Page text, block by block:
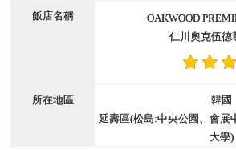
OAKWOOD
仁川奧克伍德
韓國
延壽區(松島:中央公園、會展
大學)